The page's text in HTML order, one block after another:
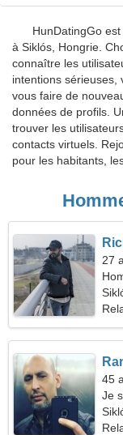
HunDatingGo
à Siklós, Hongrie.
connaître les
intentions sérieuses,
vous faire de
données de profils.
trouver les
contacts virtuels.
pour les habitants,
27
45
Je